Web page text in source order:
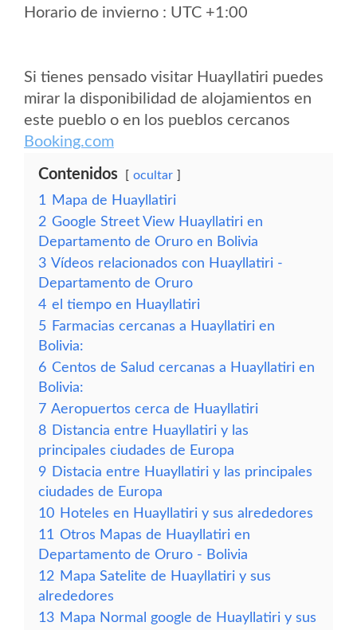
Horario de invierno : UTC +1:00
Si tienes pensado visitar Huayllatiri puedes
mirar la disponibilidad de alojamientos en
este pueblo o en los pueblos cercanos
Booking.com
Contenidos ocultar
1
Mapa de Huayllatiri
2 Google Street View Huayllatiri en
Departamento de Oruro en Bolivia
3 Vídeos relacionados con Huayllatiri -
Departamento de Oruro
4 el tiempo en Huayllatiri
5 Farmacias cercanas a Huayllatiri en
Bolivia:
6 Centos de Salud cercanas a Huayllatiri en
Bolivia:
7 Aeropuertos cerca de Huayllatiri
8 Distancia entre Huayllatiri y las
principales ciudades de Europa
9 Distacia entre Huayllatiri y las principales
ciudades de Europa
10 Hoteles en Huayllatiri y sus alrededores
11 Otros Mapas de Huayllatiri en
Departamento de Oruro - Bolivia
12 Mapa Satelite de Huayllatiri y sus
alrededores
13 Mapa Normal google de Huayllatiri y sus